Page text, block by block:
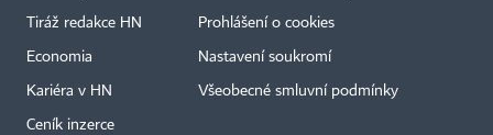
Tiráž redakce HN
Economia
Kariéra v HN
Ceník inzerce
Prohlášení o cookies
Nastavení soukromí
Všeobecné smluvní podmínky